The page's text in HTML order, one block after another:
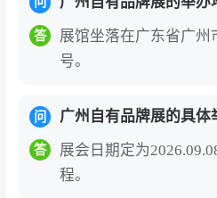
答
展馆坐落在广东省广州
号。
问 广州自有品牌展的具体
答
展会日期定为
程。